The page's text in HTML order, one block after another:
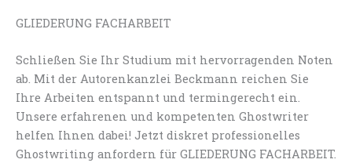
GLIEDERUNG FACHARBEIT
Schließen Sie Ihr Studium mit hervorragenden Noten
ab. Mit der Autorenkanzlei Beckmann reichen Sie
Ihre Arbeiten entspannt und termingerecht ein.
Unsere erfahrenen und kompetenten Ghostwriter
helfen Ihnen dabei! Jetzt diskret professionelles
Ghostwriting anfordern für GLIEDERUNG FACHARBEIT.